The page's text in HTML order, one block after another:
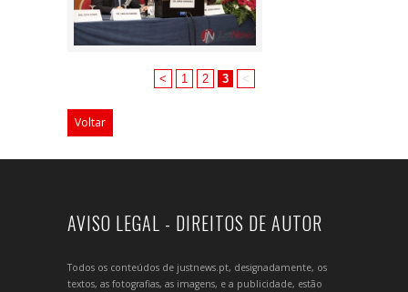
< 1 2 3 <
Voltar
AVISO LEGAL - DIREITOS DE AUTOR
Todos os conteúdos de justnews.pt, designadamente, os
textos, as fotografias, as imagens, e a publicidade, estão